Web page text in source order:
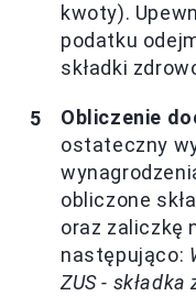
kwoty).
podatku
składki
Obliczenie
ostateczny
obliczone
oraz zaliczkę
następująco:
ZUS -